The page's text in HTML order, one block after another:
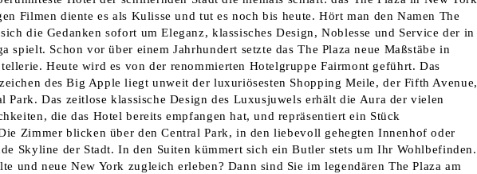
Filmen diente es als Kulisse und tut es noch bis heute. Hört man den Namen The
die Gedanken sofort um Eleganz, klassisches Design, Noblesse und Service der in
spielt. Schon vor über einem Jahrhundert setzte das The Plaza neue Maßstäbe in
Heute wird es von der renommierten Hotelgruppe Fairmont geführt. Das
des Big Apple liegt unweit der luxuriösesten Shopping Meile, der Fifth Avenue,
Park. Das zeitlose klassische Design des Luxusjuwels erhält die Aura der vielen
die das Hotel bereits empfangen hat, und repräsentiert ein Stück
Zimmer blicken über den Central Park, in den liebevoll gehegten Innenhof oder
Skyline der Stadt. In den Suiten kümmert sich ein Butler stets um Ihr Wohlbefinden.
und neue New York zugleich erleben? Dann sind Sie im legendären The Plaza am